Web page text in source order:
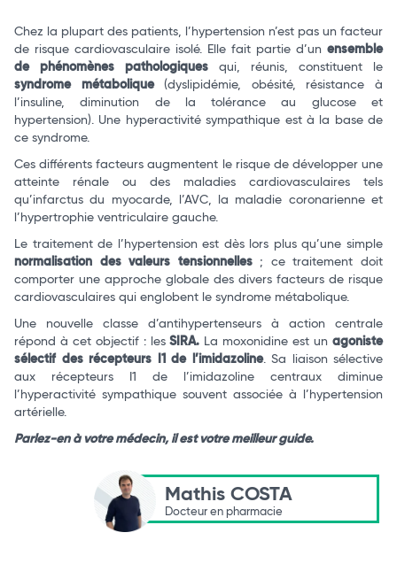
Chez la plupart des patients, l’hypertension n’est pas un facteur
de risque cardiovasculaire isolé. Elle fait partie d’un ensemble
de phénomènes pathologiques qui, réunis, constituent le
syndrome métabolique(dyslipidémie, obésité, résistance à
l’insuline, diminution de la tolérance au glucose et
hypertension). Une hyperactivité sympathique est à la base de
ce syndrome.
Ces différents facteurs augmentent le risque de développer une
atteinte rénale ou des maladies cardiovasculaires tels
qu’infarctus du myocarde, l’AVC, la maladie coronarienne et
l’hypertrophie ventriculaire gauche.
Le traitement de l’hypertension est dès lors plus qu’une simple
normalisation des valeurs tensionnelles; ce traitement doit
comporter une approche globale des divers facteurs de risque
cardiovasculaires qui englobent le syndrome métabolique.
Une nouvelle classe d’antihypertenseurs à action centrale
répond à cet objectif : lesSIRA. La moxonidine est unagoniste
sélectif des récepteurs I1 de l’imidazoline. Sa liaison sélective
aux récepteurs I1 de l’imidazoline centraux diminue
l’hyperactivité sympathique souvent associée à l’hypertension
artérielle.
Parlez-en à votre médecin, il est votre meilleur guide.
Mathis COSTA
Docteur en pharmacie